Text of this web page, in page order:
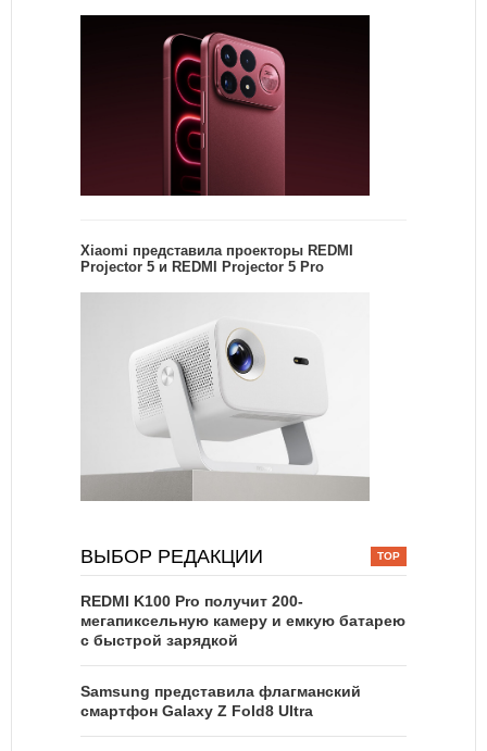
Xiaomi представила проекторы REDMI
Projector 5 и REDMI Projector 5 Pro
ВЫБОР РЕДАКЦИИ
REDMI K100 Pro получит 200-
мегапиксельную камеру и емкую батарею
с быстрой зарядкой
Samsung представила флагманский
смартфон Galaxy Z Fold8 Ultra